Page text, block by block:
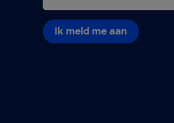
Ik meld me aan